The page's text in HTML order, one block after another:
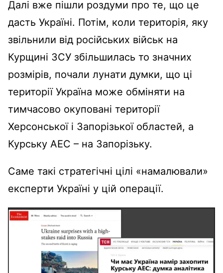
Далі вже пішли роздуми про те, що це
дасть Україні. Потім, коли територія, яку
звільнили від російських військ на
Курщині ЗСУ збільшилась то значних
розмірів, почали лунати думки, що ці
території Україна може обміняти на
тимчасово окуповані території
Херсонської і Запорізької областей, а
Курську АЕС – на Запорізьку.
Саме такі стратегічні цілі «намалювали»
експерти Україні у цій операції.